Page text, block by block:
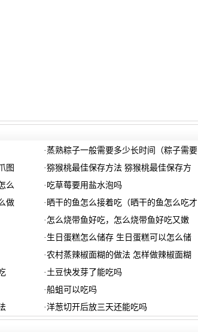
· 蒸熟粽子一般需要多少长时间（粽子需要
图 ·猕猴桃最佳保存方法 猕猴桃最佳保存方
么 · 吃草莓要用盐水泡吗
做 · 晒干的鱼怎么接着吃（晒干的鱼怎么吃才
· 怎么烧带鱼好吃，怎么烧带鱼好吃又嫩
· 生日蛋糕怎么储存 生日蛋糕可以怎么储
·农村蒸辣椒面糊的做法 怎样做辣椒面糊
· 土豆快发芽了能吃吗
·船蛆可以吃吗
·洋葱切开后放三天还能吃吗